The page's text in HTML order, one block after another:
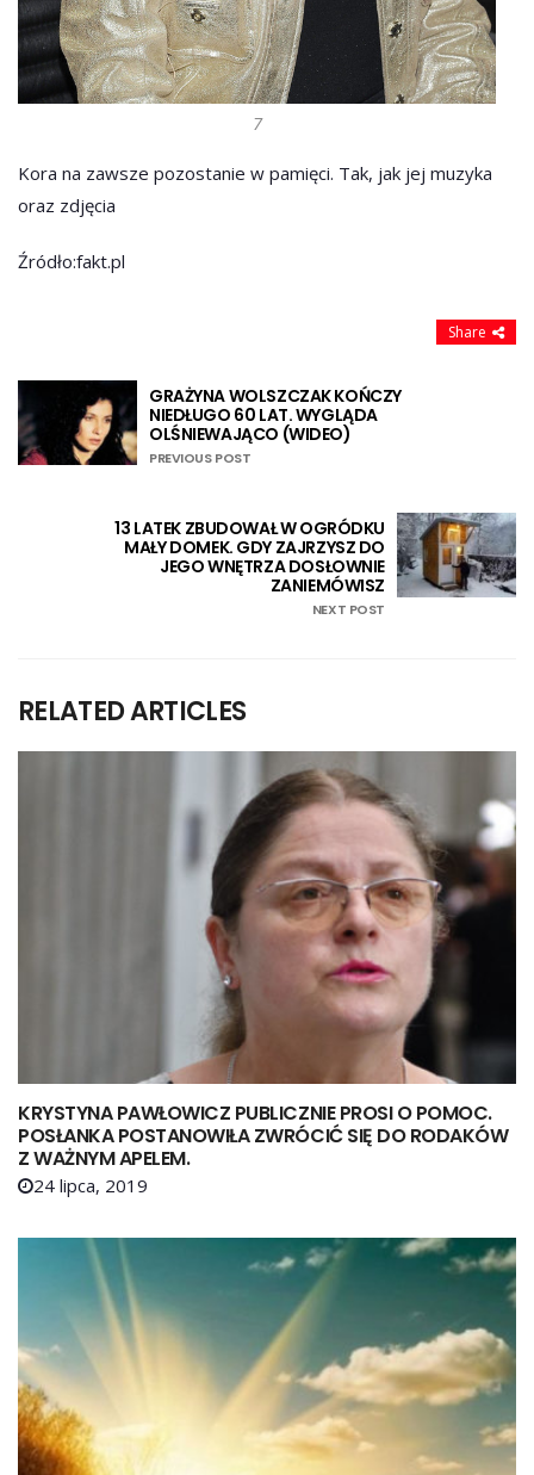
7
Kora na zawsze pozostanie w pamięci. Tak, jak jej muzyka
oraz zdjęcia
Źródło:fakt.pl
Share
GRAŻYNA WOLSZCZAK KOŃCZY
NIEDŁUGO 60 LAT. WYGLĄDA
OLŚNIEWAJĄCO (WIDEO)
PREVIOUS POST
13 LATEK ZBUDOWAŁ W OGRÓDKU
MAŁY DOMEK. GDY ZAJRZYSZ DO
JEGO WNĘTRZA DOSŁOWNIE
ZANIEMÓWISZ
NEXT POST
RELATED ARTICLES
KRYSTYNA PAWŁOWICZ PUBLICZNIE PROSI O POMOC.
POSŁANKA POSTANOWIŁA ZWRÓCIĆ SIĘ DO RODAKÓW
Z WAŻNYM APELEM.
24 lipca, 2019